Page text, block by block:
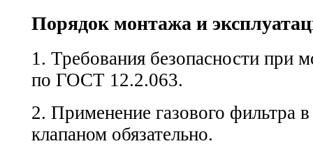
Порядок монтажа и
1. Требования безопасности при
по ГОСТ 12.2.063.
2. Применение газового фильтра
клапаном обязательно.